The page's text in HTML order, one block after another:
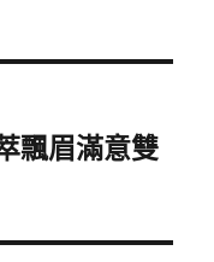
飄眉滿意雙